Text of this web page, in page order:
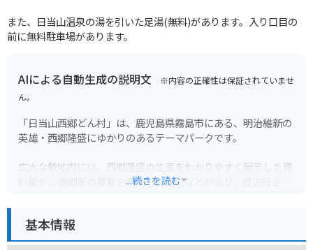
また、日当山温泉の湯を引いた足湯(無料)があります。入り口目の
前に無料駐車場があります。
AIによる自動生成の説明文 ※内容の正確性は保証されていませ
ん。
「日当山西郷どん村」は、鹿児島県霧島市にある、明治維新の
英雄・西郷隆盛にゆかりのあるテーマパークです。
広大な敷地内には、西郷隆盛の生涯をわかりやすく展示した資
料館や、西郷家の屋敷を再現した建物などがあり、歴史好きに
ます。
...続きを読む
基本情報